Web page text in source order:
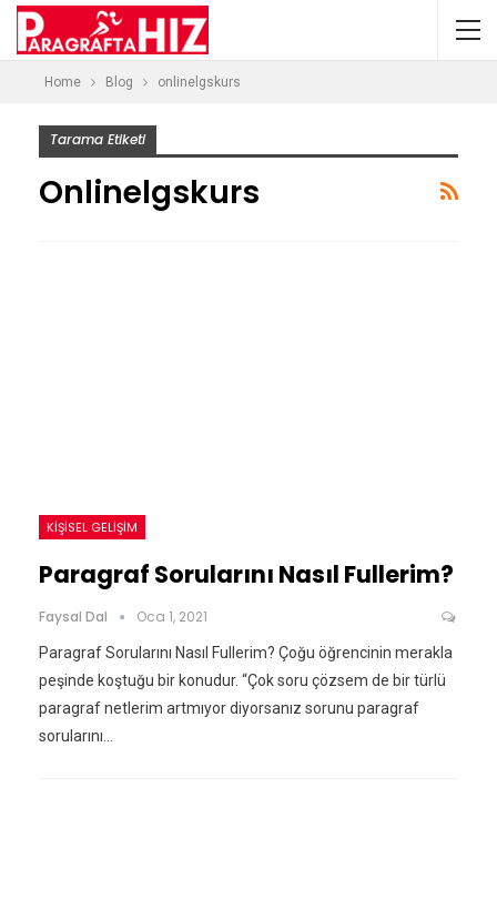
Home Blog onlinelgskurs
Tarama Etiketi
Onlinelgskurs
KIŞISEL GELIŞIM
Paragraf Sorularını Nasıl Fullerim?
Faysal Dal Oca 1, 2021
Paragraf Sorularını Nasıl Fullerim? Çoğu öğrencinin merakla
peşinde koştuğu bir konudur. “Çok soru çözsem de bir türlü
paragraf netlerim artmıyor diyorsanız sorunu paragraf
sorularını…